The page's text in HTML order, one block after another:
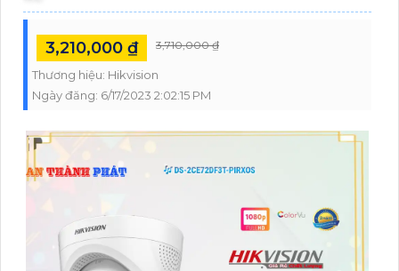
3,210,000 ₫ 3,710,000 ₫
Thương hiệu: Hikvision
Ngày đăng: 6/17/2023 2:02:15 PM